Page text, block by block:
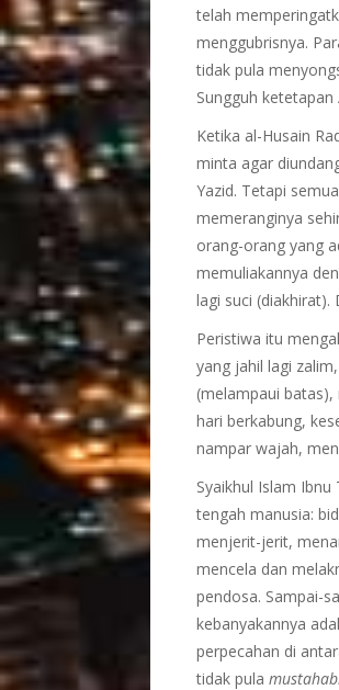
telah
menggubrisnya.
tidak pula
Sungguh
Ketika al-Husain
minta agar
Yazid. Tetapi
memeranginya
orang-orang yang
memuliakannya
lagi suci (diakhirat).
Peristiwa itu
yang jahil lagi
(melampaui
hari berkabung,
nampar wajah,
Syaikhul Islam
tengah manusia:
menjerit-jerit,
mencela dan
pendosa. Sampai-
kebanyakannya
perpecahan di
tidak pula